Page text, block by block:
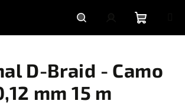
HledatPřihlášeníNákupní
košík
D-Braid - Camo
mm 15 m